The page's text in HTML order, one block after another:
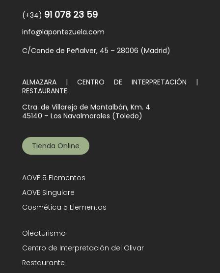
(+34) 91 078 23 59
info@lapontezuela.com
C/Conde de Peñalver, 45 – 28006 (Madrid)
ALMAZARA | CENTRO DE INTERPRETACIÓN |
RESTAURANTE:
Ctra. de Villarejo de Montalbán, Km. 4
45140 – Los Navalmorales (Toledo)
Tienda Online
AOVE 5 Elementos
AOVE Singulare
Cosmética 5 Elementos
Oleoturismo
Centro de Interpretación del Olivar
Restaurante